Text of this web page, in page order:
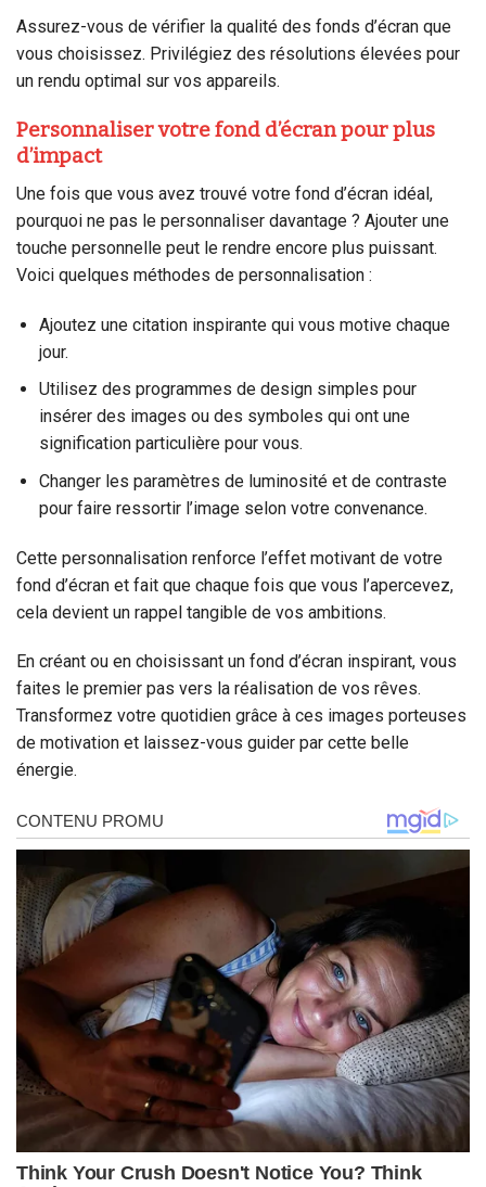
Assurez-vous de vérifier la qualité des fonds d’écran que
vous choisissez. Privilégiez des résolutions élevées pour
un rendu optimal sur vos appareils.
Personnaliser votre fond d’écran pour plus
d’impact
Une fois que vous avez trouvé votre fond d’écran idéal,
pourquoi ne pas le personnaliser davantage ? Ajouter une
touche personnelle peut le rendre encore plus puissant.
Voici quelques méthodes de personnalisation :
Ajoutez une citation inspirante qui vous motive chaque
jour.
Utilisez des programmes de design simples pour
insérer des images ou des symboles qui ont une
signification particulière pour vous.
Changer les paramètres de luminosité et de contraste
pour faire ressortir l’image selon votre convenance.
Cette personnalisation renforce l’effet motivant de votre
fond d’écran et fait que chaque fois que vous l’apercevez,
cela devient un rappel tangible de vos ambitions.
En créant ou en choisissant un fond d’écran inspirant, vous
faites le premier pas vers la réalisation de vos rêves.
Transformez votre quotidien grâce à ces images porteuses
de motivation et laissez-vous guider par cette belle
énergie.